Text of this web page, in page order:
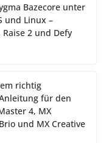
Bazecore unter
und Linux –
2 und Defy
richtig
für den
4, MX
und MX Creative